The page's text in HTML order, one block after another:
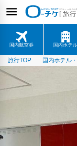
国内航空券 国内ホテル
旅行TOP 国内ホテル